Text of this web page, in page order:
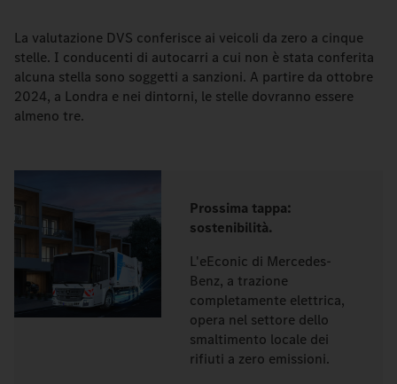
La valutazione DVS conferisce ai veicoli da zero a cinque
stelle. I conducenti di autocarri a cui non è stata conferita
alcuna stella sono soggetti a sanzioni. A partire da ottobre
2024, a Londra e nei dintorni, le stelle dovranno essere
almeno tre.
Prossima tappa:
sostenibilità.
L'eEconic di Mercedes-
Benz, a trazione
completamente elettrica,
opera nel settore dello
smaltimento locale dei
rifiuti a zero emissioni.